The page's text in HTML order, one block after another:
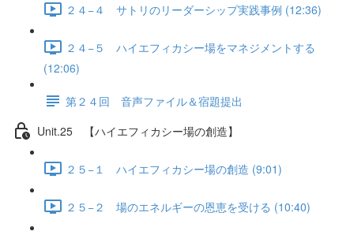
２４−４ サトリのリーダーシップ実践事例 (12:36)
２４−５ ハイエフィカシー場をマネジメントする
(12:06)
第２４回 音声ファイル＆宿題提出
Unit.25 【ハイエフィカシー場の創造】
２５−１ ハイエフィカシー場の創造 (9:01)
２５−２ 場のエネルギーの恩恵を受ける (10:40)